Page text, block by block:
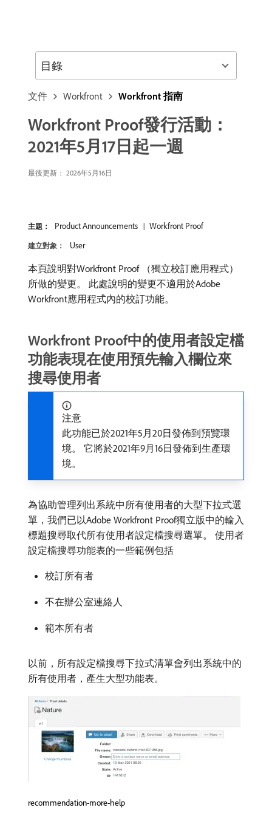
文件 Workfront Workfront 指南
Workfront Proof發行活動：
2021年5月17日起一週
最後更新： 2026年5月16日
主題： Product Announcements Workfront Proof
建立對象： User
本頁說明對Workfront Proof （獨立校訂應用程式）
所做的變更。 此處說明的變更不適用於Adobe
Workfront應用程式內的校訂功能。
Workfront Proof中的使用者設定檔
功能表現在使用預先輸入欄位來
搜尋使用者
注意
此功能已於2021年5月20日發佈到預覽環
境。 它將於2021年9月16日發佈到生產環
境。
為協助管理列出系統中所有使用者的大型下拉式選
單，我們已以Adobe Workfront Proof獨立版中的輸入
標題搜尋取代所有使用者設定檔搜尋選單。 使用者
設定檔搜尋功能表的一些範例包括
校訂所有者
不在辦公室連絡人
範本所有者
以前，所有設定檔搜尋下拉式清單會列出系統中的
所有使用者，產生大型功能表。
recommendation-more-help
目錄